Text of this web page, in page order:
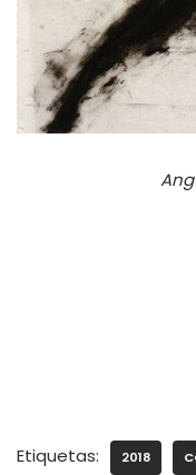
Etiquetas: 2018